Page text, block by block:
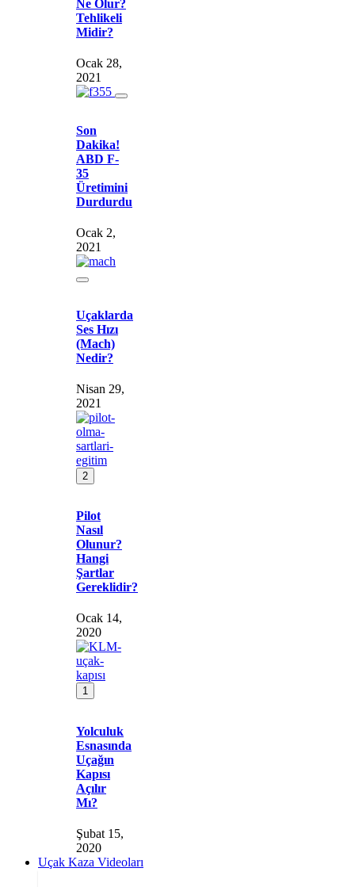
Ne Olur?
Tehlikeli
Midir?
Ocak 28,
2021
Son
Dakika!
ABD F-
35
Üretimini
Durdurdu
Ocak 2,
2021
Uçaklarda
Ses Hızı
(Mach)
Nedir?
Nisan 29,
2021
2
Pilot
Nasıl
Olunur?
Hangi
Şartlar
Gereklidir?
Ocak 14,
2020
1
Yolculuk
Esnasında
Uçağın
Kapısı
Açılır
Mı?
Şubat 15,
2020
Uçak Kaza Videoları